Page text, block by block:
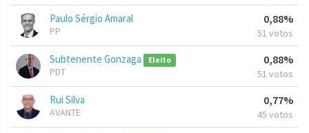
Paulo Sérgio Amaral
PP
0,88%
51 votos
Subtenente Gonzaga Eleito
PDT
0,88%
51 votos
Rui Silva
AVANTE
0,77%
45 votos